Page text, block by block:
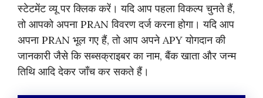
स्टेटमेंट व्यू पर क्लिक करें। यदि आप पहला विकल्प चुनते हैं,
तो आपको अपना PRAN विवरण दर्ज करना होगा। यदि आप
अपना PRAN भूल गए हैं, तो आप अपने APY योगदान की
जानकारी जैसे कि सब्सक्राइबर का नाम, बैंक खाता और जन्म
तिथि आदि देकर जाँच कर सकते हैं।